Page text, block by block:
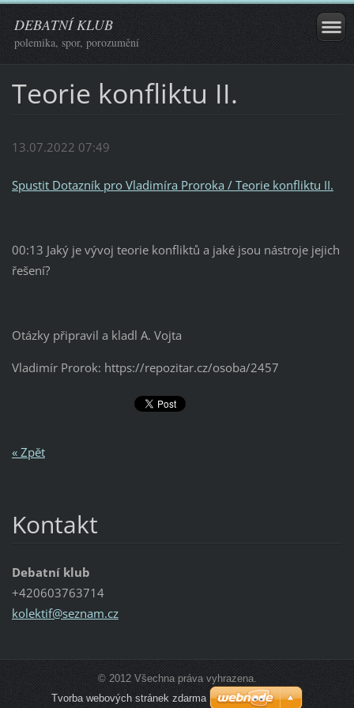
DEBATNÍ KLUB
polemika, spor, porozumění
Teorie konfliktu II.
13.07.2022 07:49
Spustit Dotazník pro Vladimíra Proroka / Teorie konfliktu II.
00:13 Jaký je vývoj teorie konfliktů a jaké jsou nástroje jejich
řešení?
Otázky připravil a kladl A. Vojta
Vladimír Prorok: https://repozitar.cz/osoba/2457
« Zpět
Kontakt
Debatní klub
+420603763714
kolektif@seznam.cz
© 2012 Všechna práva vyhrazena.
Tvorba webových stránek zdarma